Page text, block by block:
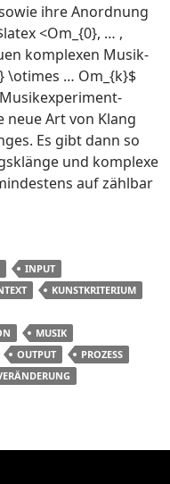
ihre Anordnung
<Om_{0}, … ,
komplexen Musik-
\otimes … Om_{k}$
Art von Klang
Es gibt dann so
und komplexe
auf zählbar
INPUT
KUNSTKRITERIUM
MUSIK
OUTPUT
PROZESS